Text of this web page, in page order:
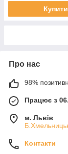
Купити
Про нас
98%
Працює з
м. Львів
Контакти